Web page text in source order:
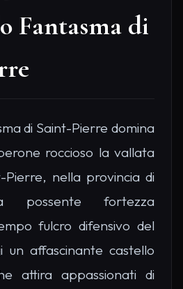
Fantasma di
di Saint-Pierre domina
roccioso la vallata
Pierre, nella provincia di
possente fortezza
fulcro difensivo del
affascinante castello
attira appassionati di